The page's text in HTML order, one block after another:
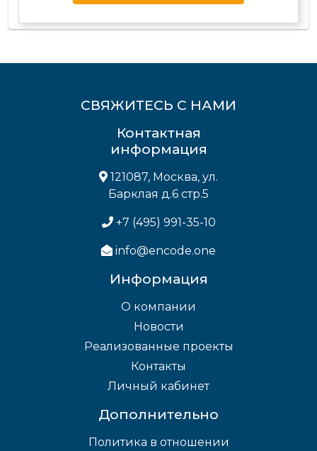
СВЯЖИТЕСЬ С НАМИ
Контактная
информация
121087, Москва, ул.
Барклая д.6 стр.5
+7 (495) 991-35-10
info@encode.one
Информация
О компании
Новости
Реализованные проекты
Контакты
Личный кабинет
Дополнительно
Политика в отношении